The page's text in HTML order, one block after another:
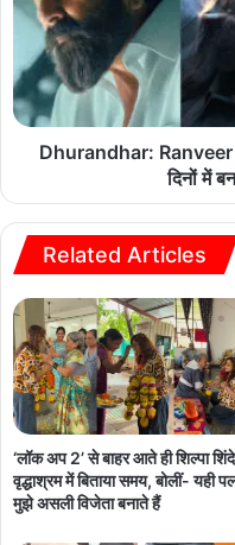
Dhurandhar: Ranveer
दिनों में
Related Articles
‘लॉक अप 2’ से बाहर आते ही शिल्पा
वृद्धाश्रम में बिताया समय, बोलीं- यही
मुझे असली विजेता बनाते हैं